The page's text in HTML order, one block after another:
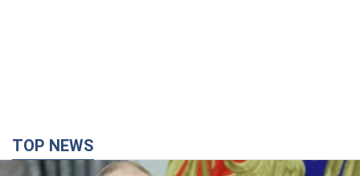
TOP NEWS